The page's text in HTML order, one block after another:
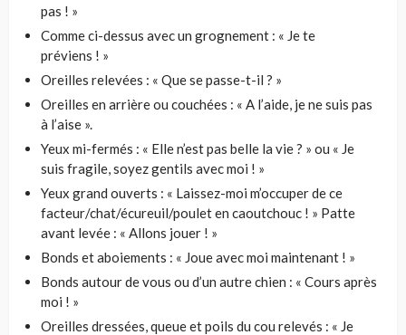
pas ! »
Comme ci-dessus avec un grognement : « Je te
préviens ! »
Oreilles relevées : « Que se passe-t-il ? »
Oreilles en arrière ou couchées : « A l’aide, je ne suis pas
à l’aise ».
Yeux mi-fermés : « Elle n’est pas belle la vie ? » ou « Je
suis fragile, soyez gentils avec moi ! »
Yeux grand ouverts : « Laissez-moi m’occuper de ce
facteur/chat/écureuil/poulet en caoutchouc ! » Patte
avant levée : « Allons jouer ! »
Bonds et aboiements : « Joue avec moi maintenant ! »
Bonds autour de vous ou d’un autre chien : « Cours après
moi ! »
Oreilles dressées, queue et poils du cou relevés : « Je